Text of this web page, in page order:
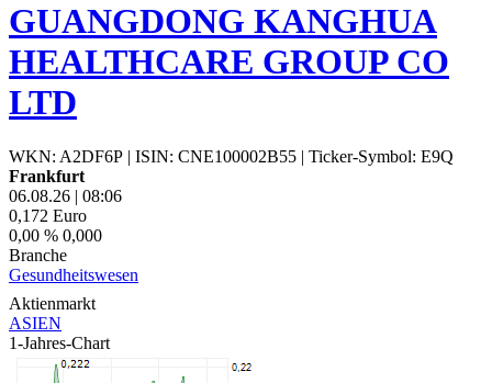
GUANGDONG KANGHUA
HEALTHCARE GROUP CO
LTD
WKN: A2DF6P | ISIN: CNE100002B55 | Ticker-Symbol: E9Q
Frankfurt
06.08.26 | 08:06
0,172 Euro
0,00 % 0,000
Branche
Gesundheitswesen
Aktienmarkt
ASIEN
1-Jahres-Chart